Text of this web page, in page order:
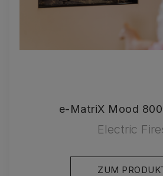
e-MatriX Mood
Electric
ZUM